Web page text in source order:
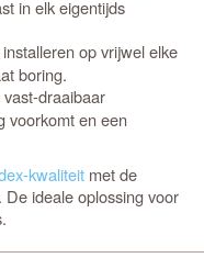
in elk eigentijds
op vrijwel elke
boring.
draaibaar
voorkomt en een
kwaliteit met de
ideale oplossing voor